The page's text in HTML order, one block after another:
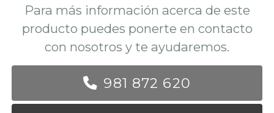
Para más información acerca de este
producto puedes ponerte en contacto
con nosotros y te ayudaremos.
981 872 620